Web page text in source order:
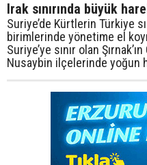
Irak sınırında büyük
Suriye’de Kürtlerin Türkiye
birimlerinde yönetime el
Suriye’ye sınır olan
Nusaybin ilçelerinde yoğun